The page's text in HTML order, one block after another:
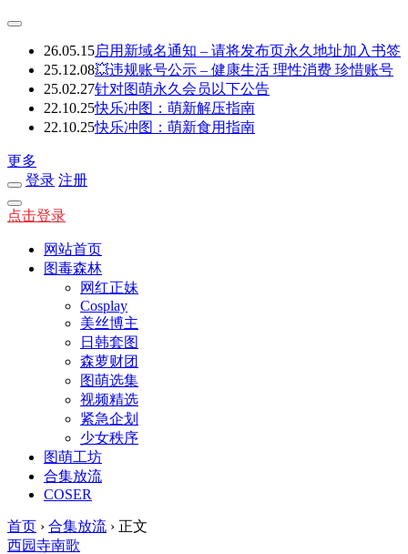
26.05.15启用新域名通知 – 请将发布页永久地址加入书签
25.12.08💥违规账号公示 – 健康生活 理性消费 珍惜账号
25.02.27针对图萌永久会员以下公告
22.10.25快乐冲图：萌新解压指南
22.10.25快乐冲图：萌新食用指南
更多
登录 注册
点击登录
网站首页
图毒森林
网红正妹
Cosplay
美丝博主
日韩套图
森萝财团
图萌选集
视频精选
紧急企划
少女秩序
图萌工坊
合集放流
COSER
首页 › 合集放流 › 正文
西园寺南歌